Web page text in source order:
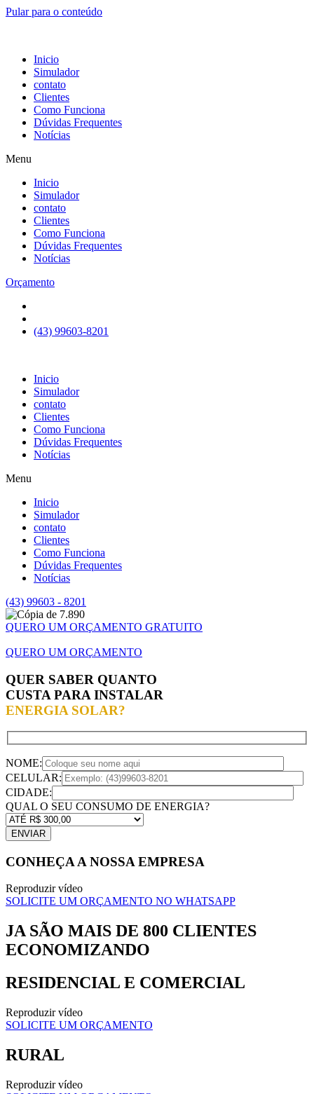
Pular para o conteúdo
Inicio
Simulador
contato
Clientes
Como Funciona
Dúvidas Frequentes
Notícias
Menu
Inicio
Simulador
contato
Clientes
Como Funciona
Dúvidas Frequentes
Notícias
Orçamento
(43) 99603-8201
Inicio
Simulador
contato
Clientes
Como Funciona
Dúvidas Frequentes
Notícias
Menu
Inicio
Simulador
contato
Clientes
Como Funciona
Dúvidas Frequentes
Notícias
(43) 99603 - 8201
QUERO UM ORÇAMENTO GRATUITO
QUERO UM ORÇAMENTO
QUER SABER QUANTO
CUSTA PARA INSTALAR
ENERGIA SOLAR?
NOME:
CELULAR:
CIDADE:
QUAL O SEU CONSUMO DE ENERGIA?
CONHEÇA A NOSSA EMPRESA
Reproduzir vídeo
SOLICITE UM ORÇAMENTO NO WHATSAPP
JA SÃO MAIS DE 800 CLIENTES
ECONOMIZANDO
RESIDENCIAL E COMERCIAL
Reproduzir vídeo
SOLICITE UM ORÇAMENTO
RURAL
Reproduzir vídeo